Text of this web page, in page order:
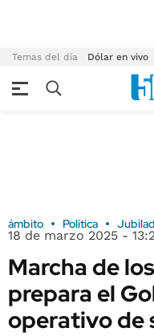
Temas del día Dólar en vivo
ámbito Política
18 de marzo 2025 -
Marcha de
prepara el
operativo de